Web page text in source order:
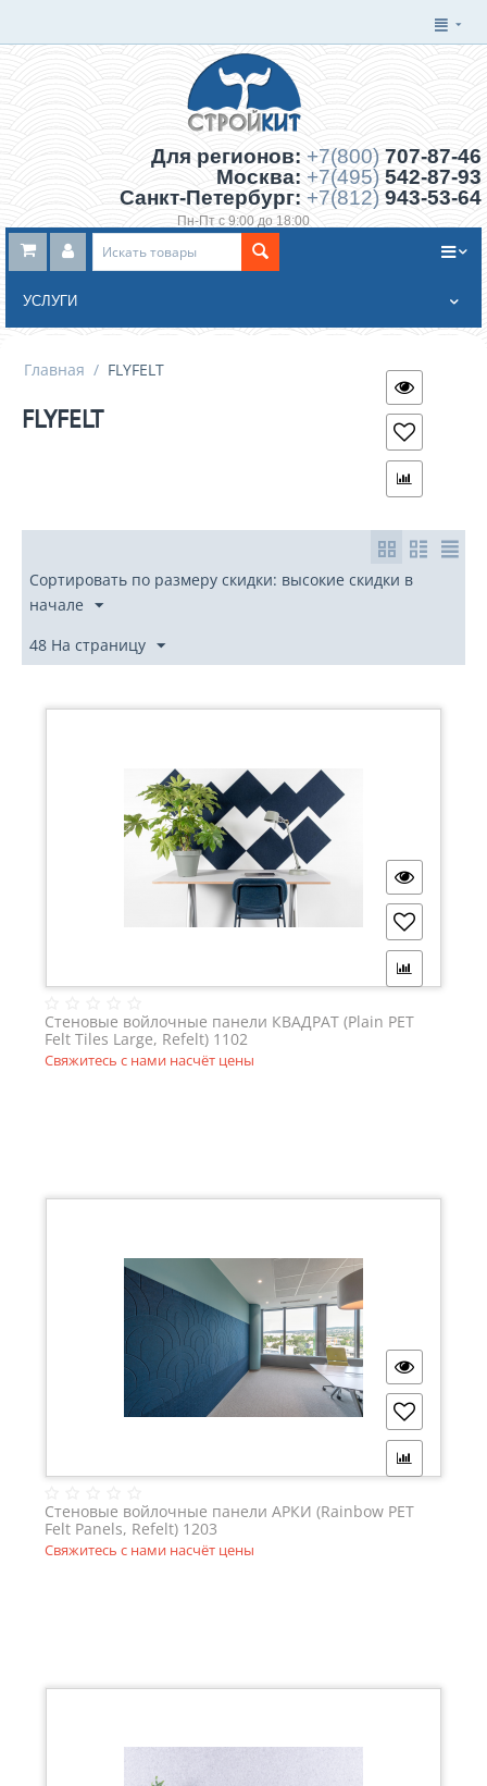
Для регионов: +7(800) 707-87-46
Москва: +7(495) 542-87-93
Санкт-Петербург: +7(812) 943-53-64
Пн-Пт с 9:00 до 18:00
Заказать обратный звонок
УСЛУГИ
Главная / FLYFELT
FLYFELT
Сортировать по размеру скидки: высокие скидки в
начале
48 На страницу
Стеновые войлочные панели КВАДРАТ (Plain PET
Felt Tiles Large, Refelt) 1102
Свяжитесь с нами насчёт цены
Стеновые войлочные панели АРКИ (Rainbow PET
Felt Panels, Refelt) 1203
Свяжитесь с нами насчёт цены